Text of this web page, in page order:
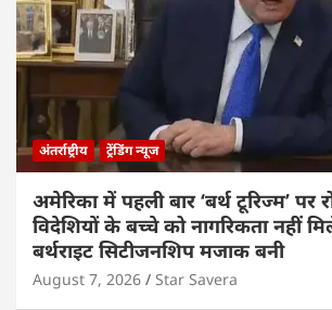
अंतर्राष्ट्रीय ट्रेंडिंग न्यूज
अमेरिका में पहली बार ‘बर्थ टूरिज्म’ पर
विदेशियों के बच्चे को नागरिकता नहीं
बर्थराइट सिटीजनशिप मजाक बनी
August 7, 2026 Star Savera